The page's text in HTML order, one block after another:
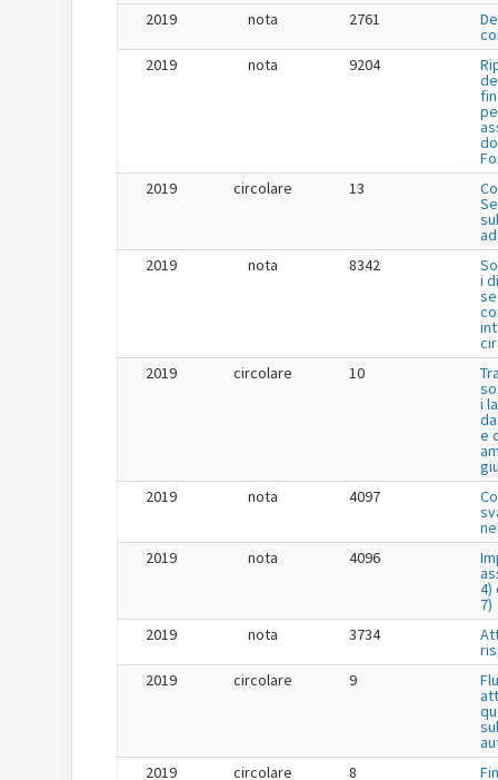
2019
nota 2761
2019
nota 9204
2019
circolare 13
2019
nota 8342
i
2019
circolare 10
i
e
2019
nota 4097
2019
nota 4096
4)
7)
2019
nota 3734
2019
circolare 9
2019
circolare 8